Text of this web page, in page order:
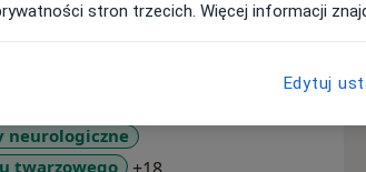
zajmuję się:
migren;
neurologiczne
twarzowego
stron trzecich. Więcej informacji
Edytuj